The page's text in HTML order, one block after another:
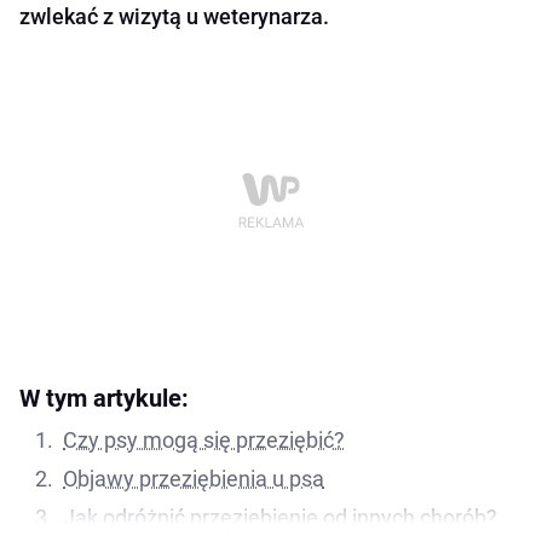
zwlekać z wizytą u weterynarza.
W tym artykule:
Czy psy mogą się przeziębić?
Objawy przeziębienia u psa
Jak odróżnić przeziębienie od innych chorób?